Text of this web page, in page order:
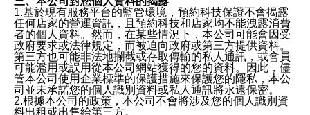
1.基於現有服務平台的監管環境，預約科技保證不會揭露
任何店家的營運資訊，且預約科技和店家均不能洩露消費
者的個人資料。然而，在某些情況下，本公司可能會因受
政府要求或法律規定，而被迫向政府或第三方提供資料。
第三方也可能非法地攔截或存取傳輸的私人通訊，或會員
可能濫用或誤用從本公司網站獲得的您的資料。因此，儘
管本公司使用企業標準的保護措施來保護您的隱私，本公
司並未承諾您的個人識別資料或私人通訊將永遠保密。
2.根據本公司的政策，本公司不會將涉及您的個人識別資
料出租或出售給第三方。